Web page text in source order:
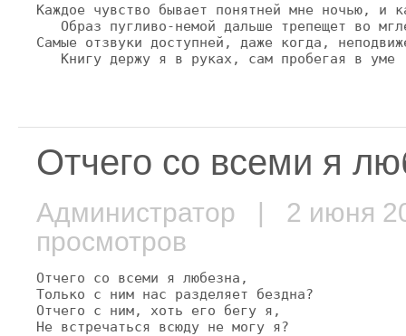
Каждое чувство бывает понятней мне ночью, и
Образ пугливо-немой дальше трепещет во
Самые отзвуки доступней, даже когда,
   Книгу держу я в руках, сам пробегая в уме
Отчего со всеми я
Администратор | 2 июня
просмотров
Отчего со всеми я любезна,
Только с ним нас разделяет бездна?
Отчего с ним, хоть его бегу я,
Не встречаться всюду не могу я?